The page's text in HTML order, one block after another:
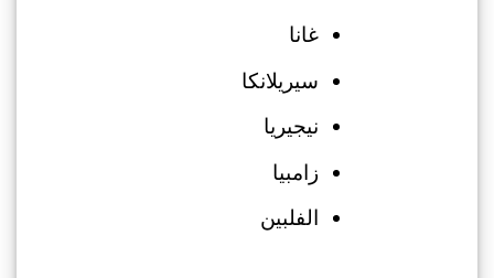
غانا
سيريلانكا
نيجيريا
زامبيا
الفلبين